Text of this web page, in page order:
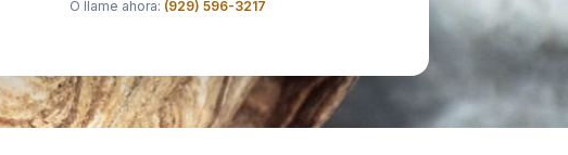
O llame ahora: (929) 596-3217